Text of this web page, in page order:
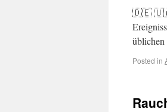
🇩🇪 🇺🇦
Posted in